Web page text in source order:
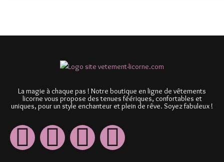
La magie à chaque pas ! Notre boutique en ligne de vêtements
licorne vous propose des tenues féériques, confortables et
uniques, pour un style enchanteur et plein de rêve. Soyez fabuleux !